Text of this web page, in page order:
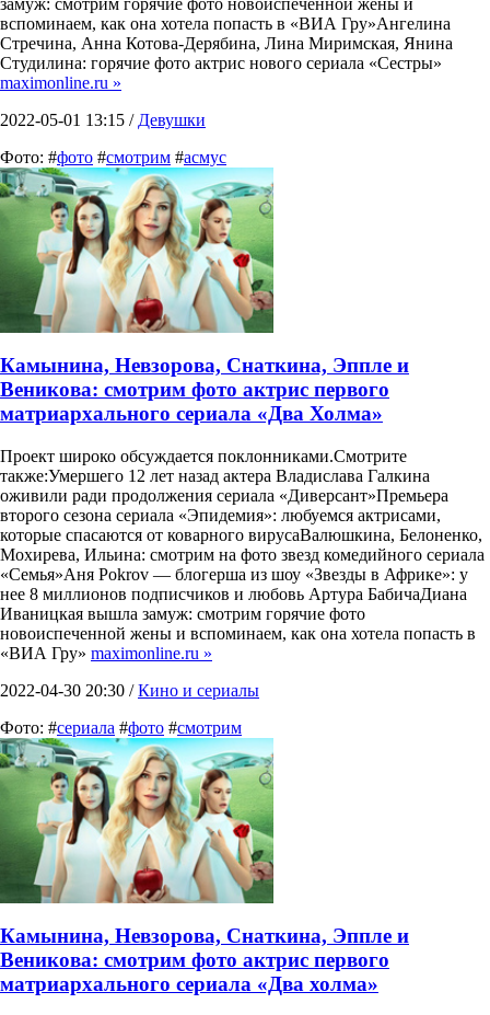
замуж: смотрим горячие фото новоиспеченной жены и
вспоминаем, как она хотела попасть в «ВИА Гру»Ангелина
Стречина, Анна Котова-Дерябина, Лина Миримская, Янина
Студилина: горячие фото актрис нового сериала «Сестры»
maximonline.ru »
2022-05-01 13:15 / Девушки
Фото: #фото #смотрим #асмус
Камынина, Невзорова, Снаткина, Эппле и
Веникова: смотрим фото актрис первого
матриархального сериала «Два Холма»
Проект широко обсуждается поклонниками.Смотрите
также:Умершего 12 лет назад актера Владислава Галкина
оживили ради продолжения сериала «Диверсант»Премьера
второго сезона сериала «Эпидемия»: любуемся актрисами,
которые спасаются от коварного вирусаВалюшкина, Белоненко,
Мохирева, Ильина: смотрим на фото звезд комедийного сериала
«Семья»Аня Pokrov — блогерша из шоу «Звезды в Африке»: у
нее 8 миллионов подписчиков и любовь Артура БабичаДиана
Иваницкая вышла замуж: смотрим горячие фото
новоиспеченной жены и вспоминаем, как она хотела попасть в
«ВИА Гру» maximonline.ru »
2022-04-30 20:30 /Кино и сериалы
Фото: #сериала #фото #смотрим
Камынина, Невзорова, Снаткина, Эппле и
Веникова: смотрим фото актрис первого
матриархального сериала «Два холма»